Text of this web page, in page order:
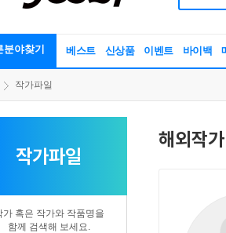
분야찾기 베스트 신상품 이벤트 바이백
작가파일
작가파일
가 혹은 작가와 작품명을
함께 검색해 보세요.
해외작가